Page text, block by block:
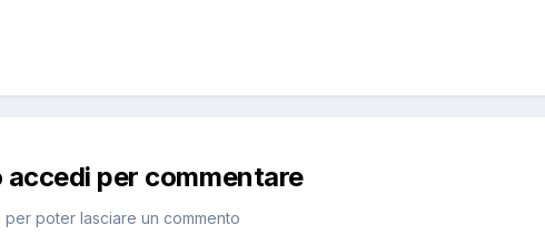
accedi per commentare
poter lasciare un commento